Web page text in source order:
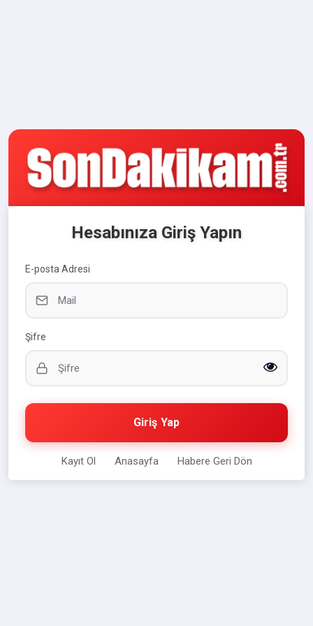
Hesabınıza Giriş Yapın
E-posta Adresi
Şifre
Giriş Yap
Kayıt Ol Anasayfa Habere Geri Dön